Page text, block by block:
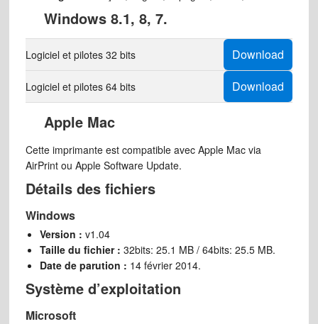
Windows 8.1, 8, 7.
Logiciel et pilotes 32 bits Download
Logiciel et pilotes 64 bits Download
Apple Mac
Cette imprimante est compatible avec Apple Mac via
AirPrint ou Apple Software Update.
Détails des fichiers
Windows
Version : v1.04
Taille du fichier : 32bits: 25.1 MB / 64bits: 25.5 MB.
Date de parution : 14 février 2014.
Système d’exploitation
Microsoft